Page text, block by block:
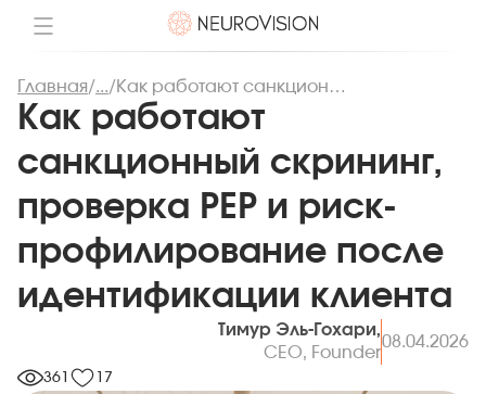
Главная/.../ Как работают санкционный скрининг, проверка PEP и риск-профилирование после идентификации клиента
Как работают
санкционный скрининг,
проверка PEP и риск-
профилирование после
идентификации клиента
361 17
Тимур Эль-Гохари,
CEO, Founder
08.04.2026